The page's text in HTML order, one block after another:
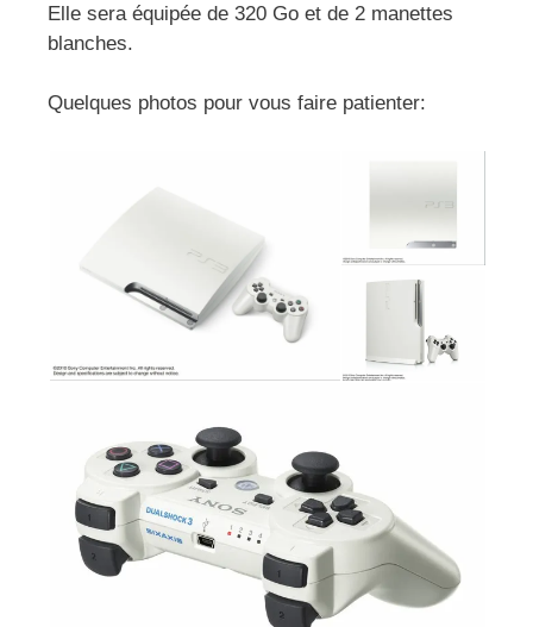
Elle sera équipée de 320 Go et de 2 manettes
blanches.
Quelques photos pour vous faire patienter: